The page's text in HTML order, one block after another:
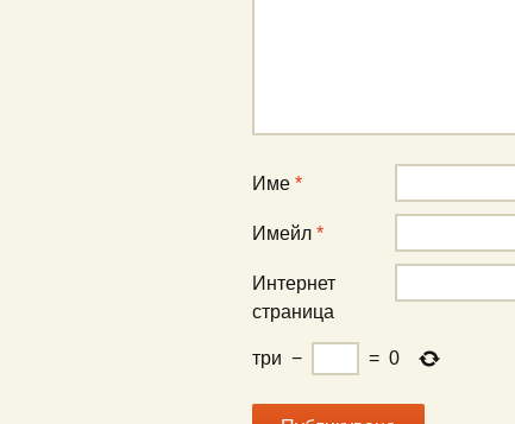
Име *
Имейл *
Интернет
страница
три − = 0